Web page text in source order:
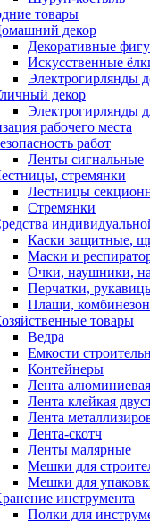
товары
декор
Декоративные
Искусственные
Электрогирлянды
декор
Электрогирлянды
рабочего места
работ
Ленты сигнальные
стремянки
Лестницы
Стремянки
Каски защитные,
Маски и
Очки, наушники,
Перчатки,
Плащи,
товары
Ведра
Емкости
Контейнеры
Лента алюминиевая
Лента клейкая
Лента
Лента-скотч
Ленты малярные
Мешки для
Мешки для
инструмента
Полки для